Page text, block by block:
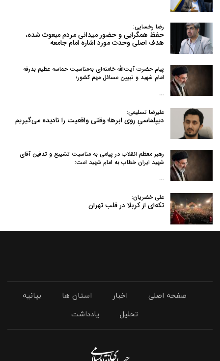
رضا رخسایی:
حفظ همگرایی و حضور میدانی مردم مبعوث شده،
هدف اصلی وحدت مورد اشاره امام جامعه
پیام حضرت آیت‌الله خامنه‌ای به‌مناسبت حماسه عظیم بدرقه
امام شهید و تبیین مسائل مهم کشور؛
…
علیرضا تسلیمی:
دیپلماسیِ روی ابرها؛ وقتی واقعیت را نادیده می‌گیریم
رهبر معظم انقلاب در پیامی به‌ مناسبت تشییع و تدفین آقای
شهید ایران خطاب به امام شهید امت:
…
علی خضریان:
تکه‌ای از کربلا در قلب تهران
صفحه اصلی اخبار استان ها
بیانیه
تحلیل
یادداشت